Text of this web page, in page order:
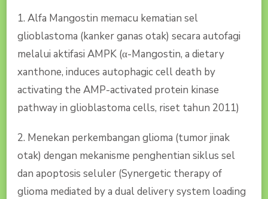
1. Alfa Mangostin memacu kematian sel
glioblastoma (kanker ganas otak) secara autofagi
melalui aktifasi AMPK (α-Mangostin, a dietary
xanthone, induces autophagic cell death by
activating the AMP-activated protein kinase
pathway in glioblastoma cells, riset tahun 2011)
2. Menekan perkembangan glioma (tumor jinak
otak) dengan mekanisme penghentian siklus sel
dan apoptosis seluler (Synergetic therapy of
glioma mediated by a dual delivery system loading